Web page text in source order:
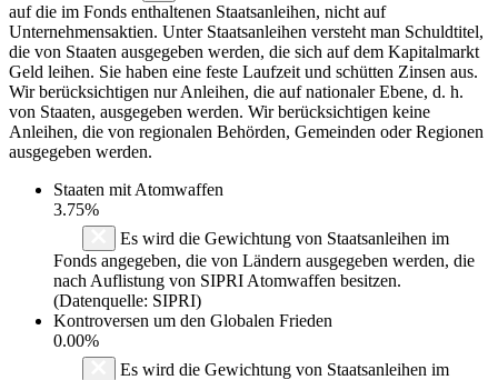
auf die im Fonds enthaltenen Staatsanleihen, nicht auf
Unternehmensaktien. Unter Staatsanleihen versteht man Schuldtitel,
die von Staaten ausgegeben werden, die sich auf dem Kapitalmarkt
Geld leihen. Sie haben eine feste Laufzeit und schütten Zinsen aus.
Wir berücksichtigen nur Anleihen, die auf nationaler Ebene, d. h.
von Staaten, ausgegeben werden. Wir berücksichtigen keine
Anleihen, die von regionalen Behörden, Gemeinden oder Regionen
ausgegeben werden.
Staaten mit Atomwaffen
3.75%
Es wird die Gewichtung von Staatsanleihen im
Fonds angegeben, die von Ländern ausgegeben werden, die
nach Auflistung von SIPRI Atomwaffen besitzen.
(Datenquelle: SIPRI)
Kontroversen um den Globalen Frieden
0.00%
Es wird die Gewichtung von Staatsanleihen im